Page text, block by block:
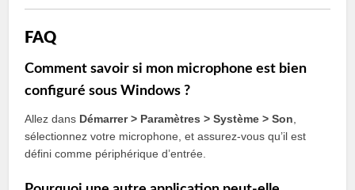
FAQ
Comment savoir si mon microphone est bien
configuré sous Windows ?
Allez dans Démarrer > Paramètres > Système > Son
sélectionnez votre microphone, et assurez-vous qu’il est
défini comme périphérique d’entrée.